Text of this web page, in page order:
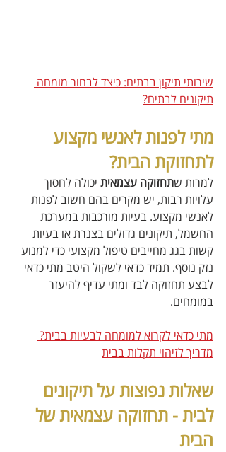
שירותי תיקון בבתים: כיצד לבחור מומחה
תיקונים לבתים?
מתי לפנות לאנשי מקצוע
לתחזוקת הבית?
למרות שתחזוקה עצמאית יכולה לחסוך
עלויות רבות, יש מקרים בהם חשוב לפנות
לאנשי מקצוע. בעיות מורכבות במערכת
החשמל, תיקונים גדולים בצנרת או בעיות
קשות בגג מחייבים טיפול מקצועי כדי למנוע
נזק נוסף. תמיד כדאי לשקול היטב מתי כדאי
לבצע תחזוקה לבד ומתי עדיף להיעזר
במומחים.
מתי כדאי לקרוא למומחה לבעיות בבית?
מדריך לזיהוי תקלות בבית
שאלות נפוצות על תיקונים
לבית - תחזוקה עצמאית של
הבית